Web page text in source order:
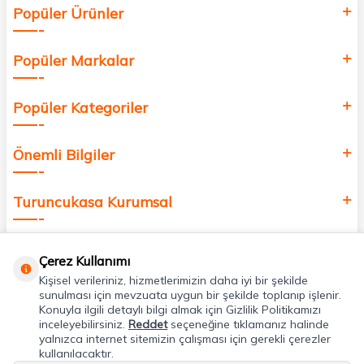
değer katmak için bize katılın!
Popüler Ürünler
Popüler Markalar
Popüler Kategoriler
Önemli Bilgiler
Turuncukasa Kurumsal
Uygulamalarımız
Adres & İletişim
Çerez Kullanımı
Kişisel verileriniz, hizmetlerimizin daha iyi bir şekilde
sunulması için mevzuata uygun bir şekilde toplanıp işlenir.
Konuyla ilgili detaylı bilgi almak için Gizlilik Politikamızı
inceleyebilirsiniz. Reddetseçeneğine tıklamanız halinde
yalnızca internet sitemizin çalışması için gerekli çerezler
kullanılacaktır.